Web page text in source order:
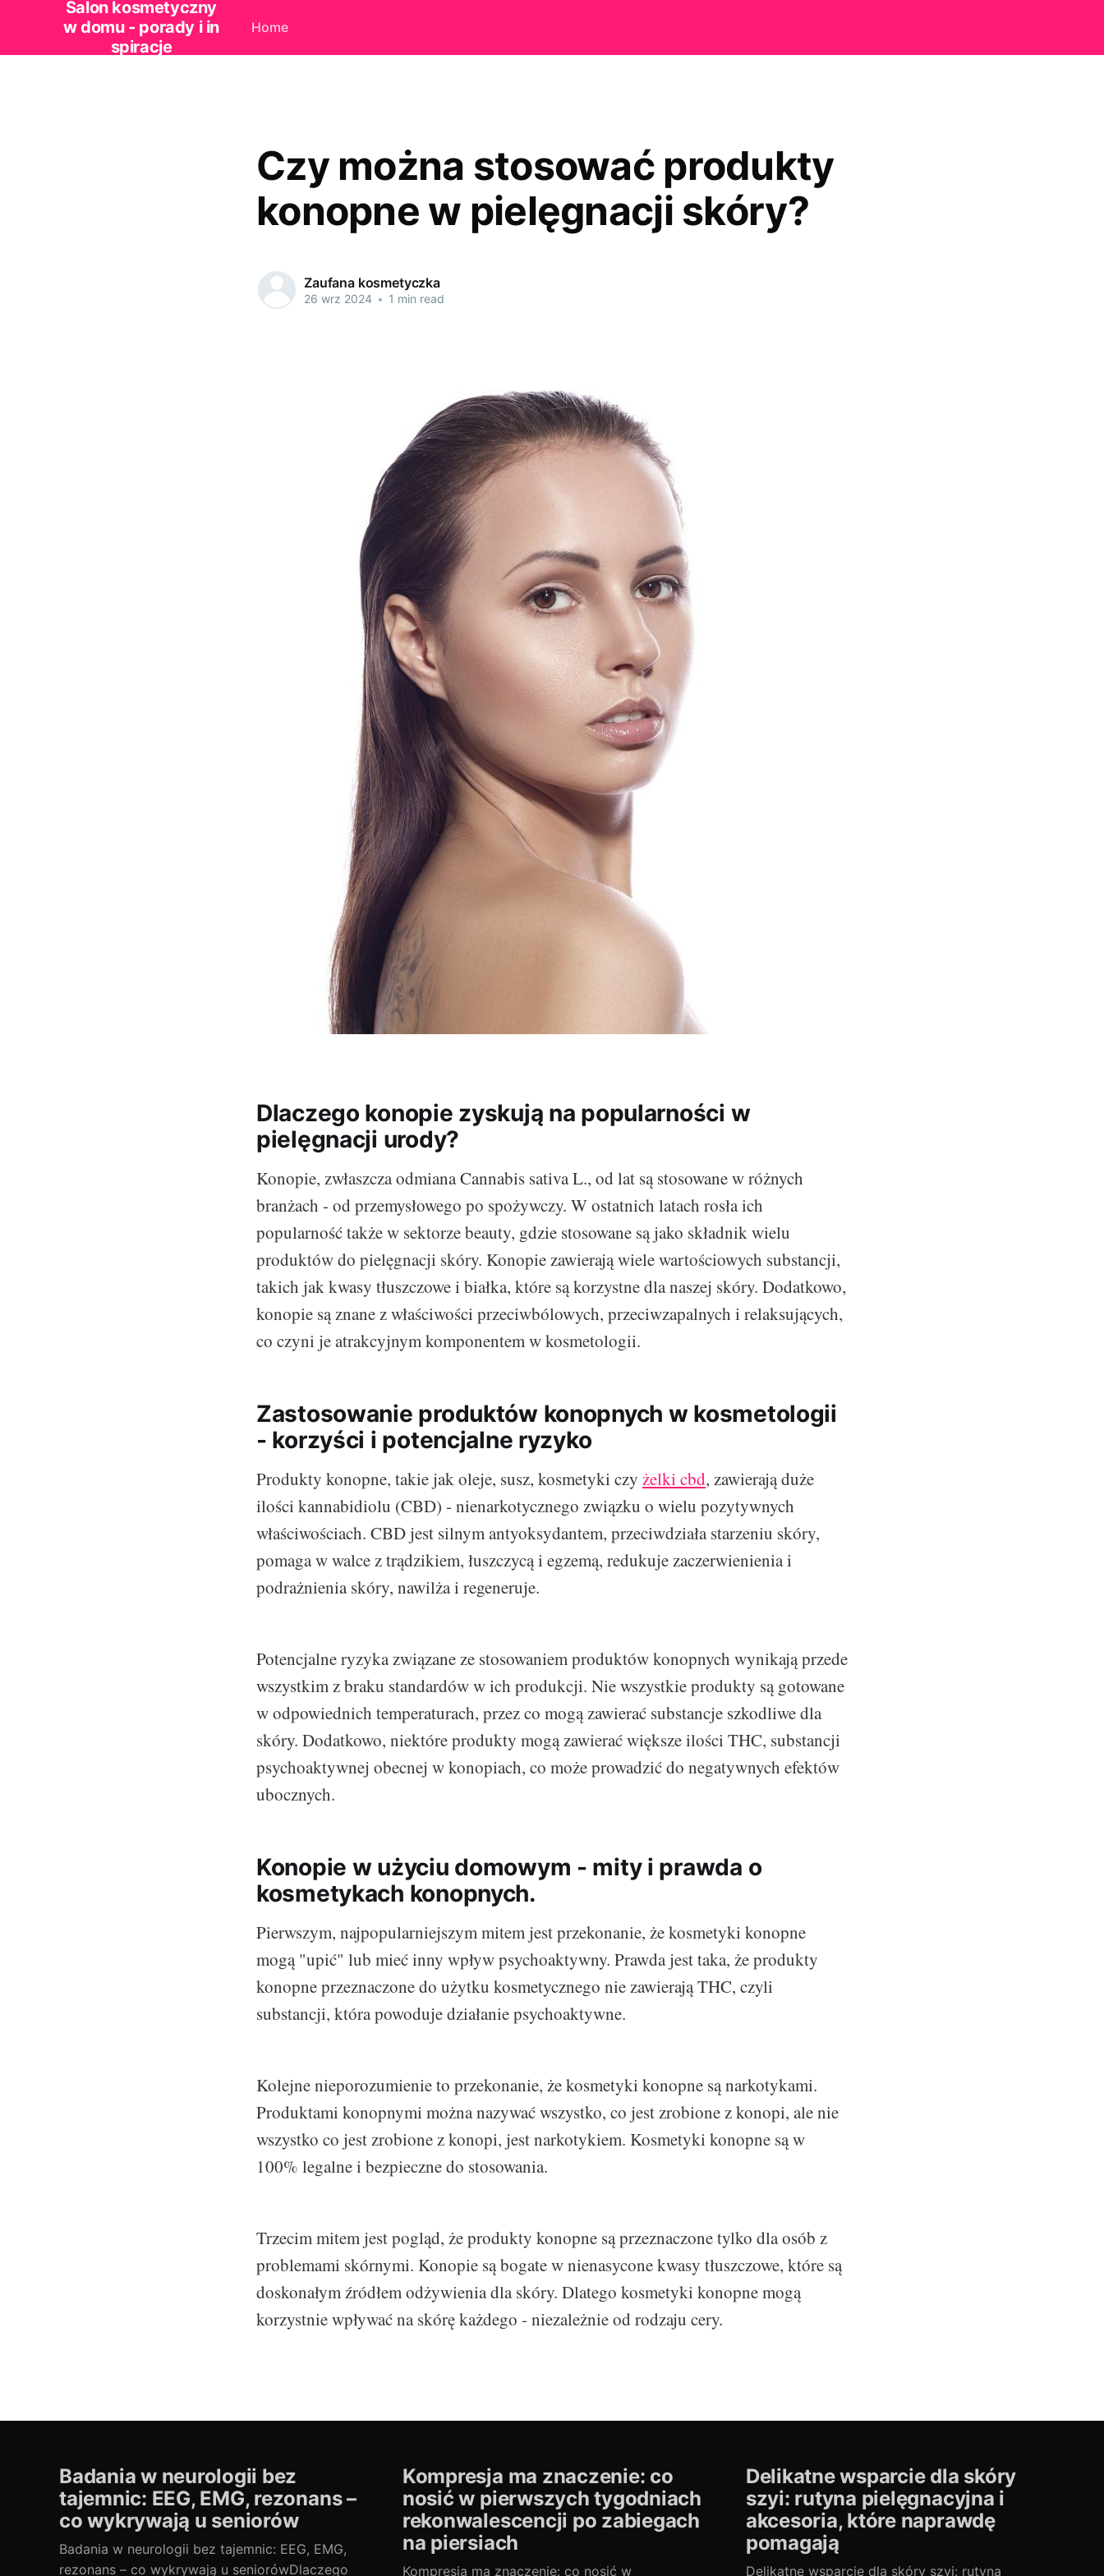
Salon kosmetyczny
w domu - porady i in
spiracje
Home
Czy można stosować produkty
konopne w pielęgnacji skóry?
Zaufana kosmetyczka
26 wrz 2024 • 1 min read
Dlaczego konopie zyskują na popularności w
pielęgnacji urody?
Konopie, zwłaszcza odmiana Cannabis sativa L., od lat są stosowane w różnych
branżach - od przemysłowego po spożywczy. W ostatnich latach rosła ich
popularność także w sektorze beauty, gdzie stosowane są jako składnik wielu
produktów do pielęgnacji skóry. Konopie zawierają wiele wartościowych substancji,
takich jak kwasy tłuszczowe i białka, które są korzystne dla naszej skóry. Dodatkowo,
konopie są znane z właściwości przeciwbólowych, przeciwzapalnych i relaksujących,
co czyni je atrakcyjnym komponentem w kosmetologii.
Zastosowanie produktów konopnych w kosmetologii
- korzyści i potencjalne ryzyko
Produkty konopne, takie jak oleje, susz, kosmetyki czy żelki cbd, zawierają duże
ilości kannabidiolu (CBD) - nienarkotycznego związku o wielu pozytywnych
właściwościach. CBD jest silnym antyoksydantem, przeciwdziała starzeniu skóry,
pomaga w walce z trądzikiem, łuszczycą i egzemą, redukuje zaczerwienienia i
podrażnienia skóry, nawilża i regeneruje.
Potencjalne ryzyka związane ze stosowaniem produktów konopnych wynikają przede
wszystkim z braku standardów w ich produkcji. Nie wszystkie produkty są gotowane
w odpowiednich temperaturach, przez co mogą zawierać substancje szkodliwe dla
skóry. Dodatkowo, niektóre produkty mogą zawierać większe ilości THC, substancji
psychoaktywnej obecnej w konopiach, co może prowadzić do negatywnych efektów
ubocznych.
Konopie w użyciu domowym - mity i prawda o
kosmetykach konopnych.
Pierwszym, najpopularniejszym mitem jest przekonanie, że kosmetyki konopne
mogą "upić" lub mieć inny wpływ psychoaktywny. Prawda jest taka, że produkty
konopne przeznaczone do użytku kosmetycznego nie zawierają THC, czyli
substancji, która powoduje działanie psychoaktywne.
Kolejne nieporozumienie to przekonanie, że kosmetyki konopne są narkotykami.
Produktami konopnymi można nazywać wszystko, co jest zrobione z konopi, ale nie
wszystko co jest zrobione z konopi, jest narkotykiem. Kosmetyki konopne są w
100% legalne i bezpieczne do stosowania.
Trzecim mitem jest pogląd, że produkty konopne są przeznaczone tylko dla osób z
problemami skórnymi. Konopie są bogate w nienasycone kwasy tłuszczowe, które są
doskonałym źródłem odżywienia dla skóry. Dlatego kosmetyki konopne mogą
korzystnie wpływać na skórę każdego - niezależnie od rodzaju cery.
Badania w neurologii bez
tajemnic: EEG, EMG, rezonans –
co wykrywają u seniorów
Badania w neurologii bez tajemnic: EEG, EMG,
rezonans – co wykrywają u seniorówDlaczego
Kompresja ma znaczenie: co
nosić w pierwszych tygodniach
rekonwalescencji po zabiegach
na piersiach
Kompresja ma znaczenie: co nosić w
Delikatne wsparcie dla skóry
szyi: rutyna pielęgnacyjna i
akcesoria, które naprawdę
pomagają
Delikatne wsparcie dla skóry szyi: rutyna